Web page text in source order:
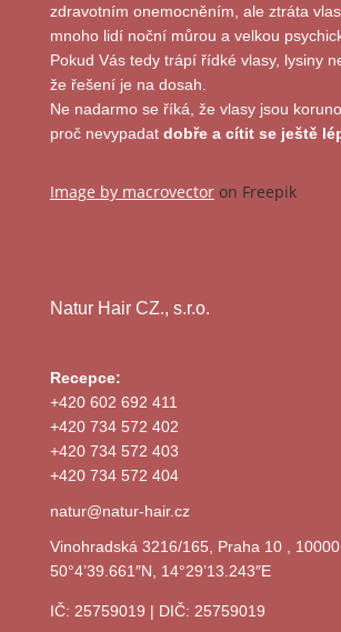
zdravotním onemocněním, ale ztráta
mnoho lidí noční můrou a velkou
Pokud Vás tedy trápí řídké vlasy, lysiny
že řešení je na dosah.
Ne nadarmo se říká, že vlasy jsou
proč nevypadat dobře a cítit se ještě
Image by macrovectoron Freepik
Natur Hair CZ., s.r.o.
Recepce:
+420 602 692 411
+420 734 572 402
+420 734 572 403
+420 734 572 404
natur@natur-hair.cz
Vinohradská 3216/165, Praha 10 , 10000
50°4’39.661″N, 14°29’13.243″E
IČ: 25759019 | DIČ: 25759019